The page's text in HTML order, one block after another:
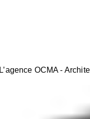
L’agence OCMA -